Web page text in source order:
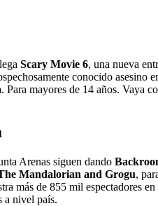
Scary Movie 6, una nueva
conocido asesino
mayores de 14 años. Vaya
Arenas siguen dando
Mandalorian and Grogu,
más de 855 mil espectadores
a nivel país.